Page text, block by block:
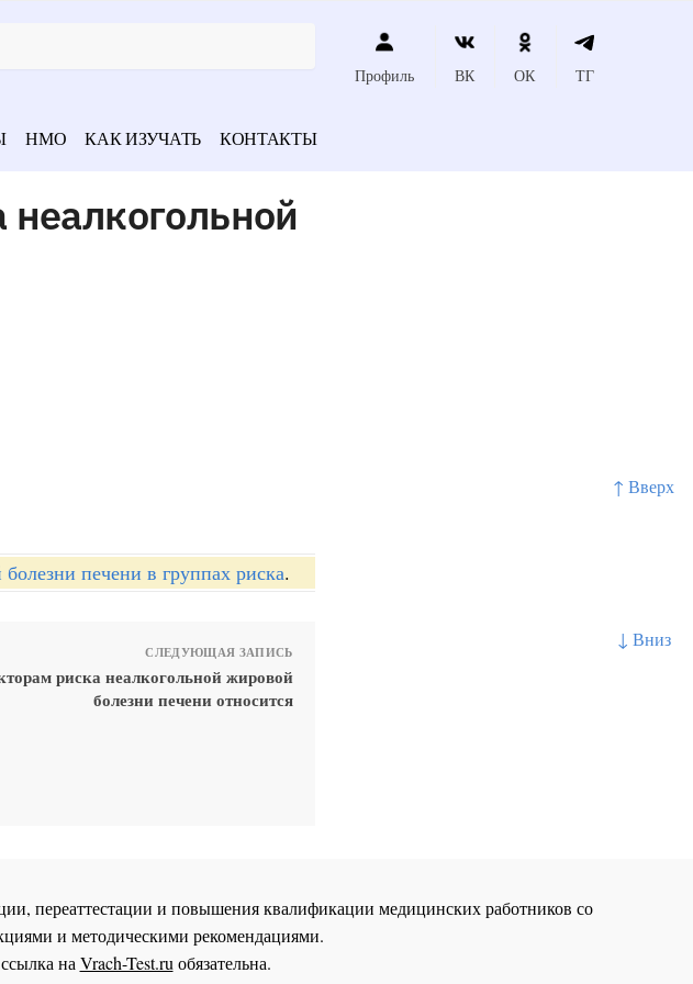
↑ Вверх
↓ Вниз
Профиль ВК ОК ТГ
НМО КАК ИЗУЧАТЬ КОНТАКТЫ
печени в группах риска.
СЛЕДУЮЩАЯ ЗАПИСЬ
риска неалкогольной жировой
болезни печени относится
переаттестации и повышения квалификации медицинских работников со
и методическими рекомендациями.
наVrach-Test.ruобязательна.